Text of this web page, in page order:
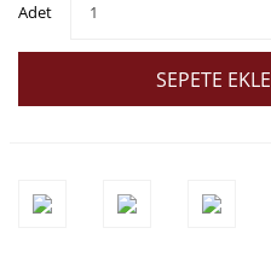
Adet
SEPETE EKLE